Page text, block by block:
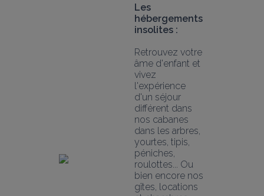
Les
hébergements
insolites :
Retrouvez votre
âme d'enfant et
vivez
l'expérience
d'un séjour
différent dans
nos cabanes
dans les arbres,
yourtes, tipis,
péniches,
roulottes... Ou
bien encore nos
gîtes, locations